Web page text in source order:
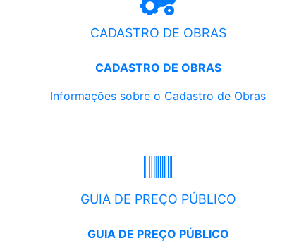
CADASTRO DE OBRAS
CADASTRO DE OBRAS
Informações sobre o Cadastro de Obras
GUIA DE PREÇO PÚBLICO
GUIA DE PREÇO PÚBLICO